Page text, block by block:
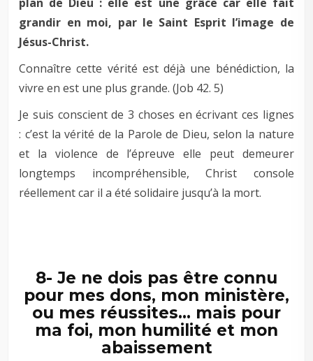
grandir en moi, par le Saint Esprit l’image de
Jésus-Christ.
Connaître cette vérité est déjà une bénédiction, la
vivre en est une plus grande. (Job 42. 5)
Je suis conscient de 3 choses en écrivant ces lignes
: c’est la vérité de la Parole de Dieu, selon la nature
et la violence de l’épreuve elle peut demeurer
longtemps incompréhensible, Christ console
réellement car il a été solidaire jusqu’à la mort.
8- Je ne dois pas être connu
pour mes dons, mon ministère,
ou mes réussites… mais pour
ma foi, mon humilité et mon
abaissement